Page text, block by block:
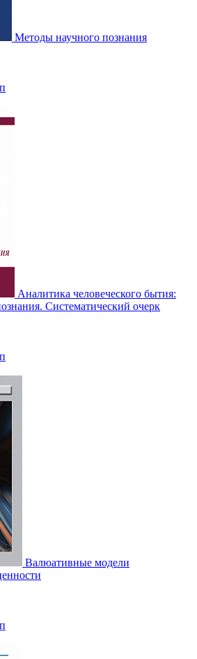
Методы научного познания
Аналитика человеческого бытия:
Систематический очерк
Валюативные модели